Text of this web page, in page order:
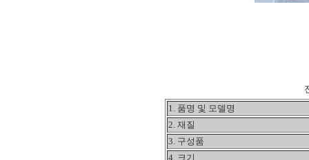
1. 품명 및 모델명
2. 재질
3. 구성품
4. 크기